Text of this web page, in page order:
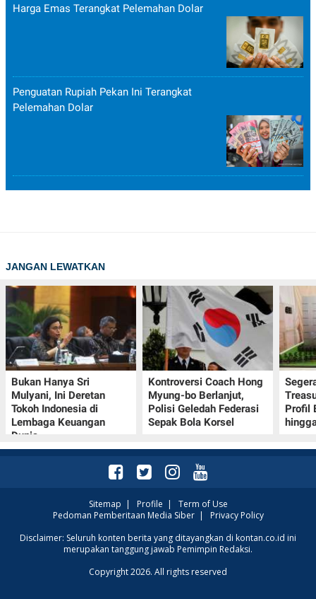
Harga Emas Terangkat Pelemahan Dolar
Penguatan Rupiah Pekan Ini Terangkat
Pelemahan Dolar
JANGAN LEWATKAN
Bukan Hanya Sri
Mulyani, Ini Deretan
Tokoh Indonesia di
Lembaga Keuangan
Dunia
Kontroversi Coach Hong
Myung-bo Berlanjut,
Polisi Geledah Federasi
Sepak Bola Korsel
Profil
Sitemap | Profile | Term of Use
Pedoman Pemberitaan Media Siber| Privacy Policy
Disclaimer: Seluruh konten berita yang ditayangkan di kontan.co.id ini
merupakan tanggung jawab Pemimpin Redaksi.
Copyright 2026. All rights reserved